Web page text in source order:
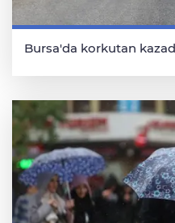
Bursa'da korkutan